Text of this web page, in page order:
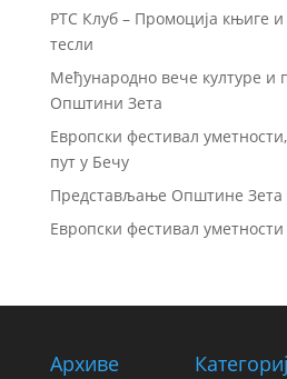
РТС Клуб – Промоција књиге
тесли
Међународно вече културе и
Општини Зета
Европски фестивал
пут у Бечу
Представљање Општине Зета
Европски фестивал уметности
Архиве